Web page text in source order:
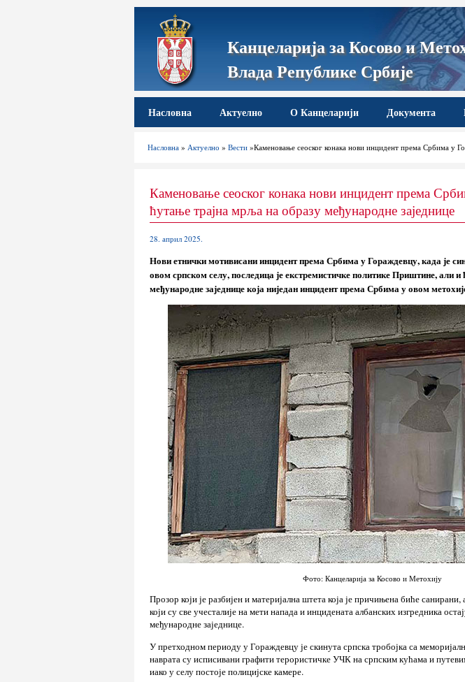
Канцеларија за Косово и
Влада Републике Србије
Насловна Актуелно О Канцеларији Документа
Насловна »Актуелно »Вести »Каменовање сеоског конака нови инцидент према Србима у
Каменовање сеоског конака нови инцидент према
ћутање трајна мрља на образу међународне заједнице
28. април 2025.
Нови етнички мотивисани инцидент према Србима у Гораждевцу, када је
овом српском селу, последица је екстремистичке политике Приштине, али
међународне заједнице која ниједан инцидент према Србима у овом
Фото: Канцеларија за Косово и Метохију
Прозор који је разбијен и материјална штета која је причињена биће
који су све учесталије на мети напада и инцидената албанских изгредника
међународне заједнице.
У претходном периоду у Гораждевцу је скинута српска тробојка са
наврата су исписивани графити терористичке УЧК на српским кућама и
иако у селу постоје полицијске камере.